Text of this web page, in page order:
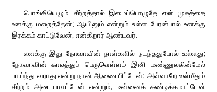
பொங்கியெழும் சீற்றத்தால் இமைப்பொழுதே என் முகத்தை
உனக்கு மறைத்தேன்; ஆயினும் என்றும் உள்ள பேரன்பால் உனக்கு
இரக்கம் காட்டுவேன், என்கிறார் ஆண்டவர்.
எனக்கு இது நோவாவின் நாள்களில் நடந்ததுபோல் உள்ளது;
நோவாவின் காலத்துப் பெருவெள்ளம் இனி மண்ணுலகின்மேல்
பாய்ந்து வராது என்று நான் ஆணையிட்டேன்; அவ்வாறே உன்மீதும்
சீற்றம் அடையமாட்டேன் என்றும், உன்னைக் கண்டிக்கமாட்டேன்